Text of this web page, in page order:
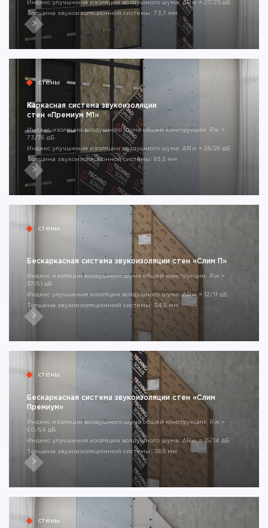
Индекс улучшения изоляции воздушного шума: ΔRw = 27/25 дБ
Толщина звукоизоляционной системы: 73,7 мм
стены
Каркасная система звукоизоляции
стен «Премиум М1»
Индекс изоляции воздушного шума общей конструкции: Rw =
73/76 дБ
Индекс улучшения изоляции воздушного шума: ΔRw = 28/26 дБ
Толщина звукоизоляционной системы: 83,5 мм
стены
Бескаркасная система звукоизоляции стен «Слим П»
Индекс изоляции воздушного шума общей конструкции: Rw =
57/61 дБ
Индекс улучшения изоляции воздушного шума: ΔRw = 12/11 дБ
Толщина звукоизоляционной системы: 34,5 мм
стены
Бескаркасная система звукоизоляции стен «Слим
Премиум»
Индекс изоляции воздушного шума общей конструкции: Rw =
60/64 дБ
Индекс улучшения изоляции воздушного шума: ΔRw = 15/14 дБ
Толщина звукоизоляционной системы: 38,5 мм
стены